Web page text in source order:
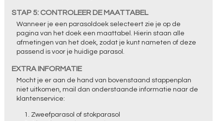
STAP 5: CONTROLEER DE MAATTABEL
Wanneer je een parasoldoek selecteert zie je op de
pagina van het doek een maattabel. Hierin staan alle
afmetingen van het doek, zodat je kunt nameten of deze
passend is voor je huidige parasol.
EXTRA INFORMATIE
Mocht je er aan de hand van bovenstaand stappenplan
niet uitkomen, mail dan onderstaande informatie naar de
klantenservice:
Zweefparasol of stokparasol